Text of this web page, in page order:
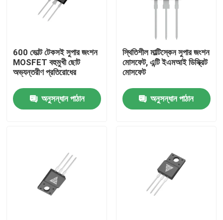
মান নিয়ন্ত্রণ
আমাদের সাথে যোগাযোগ
উদ্ধৃতির জন্য আবেদন
উচ্চ ক্ষমতা MOSFET
600 ভোল্ট টেকসই সুপার জংশন
MOSFET বহুমুখী ছোট
অভ্যন্তরীণ প্রতিরোধের
অনুসন্ধান পাঠান
স্থিতিশীল মাল্টিস্কেন সুপার জংশন
মোসফেট, এন্টি ইএমআই ডিস্ক্রিট
মোসফেট
অনুসন্ধান পাঠান